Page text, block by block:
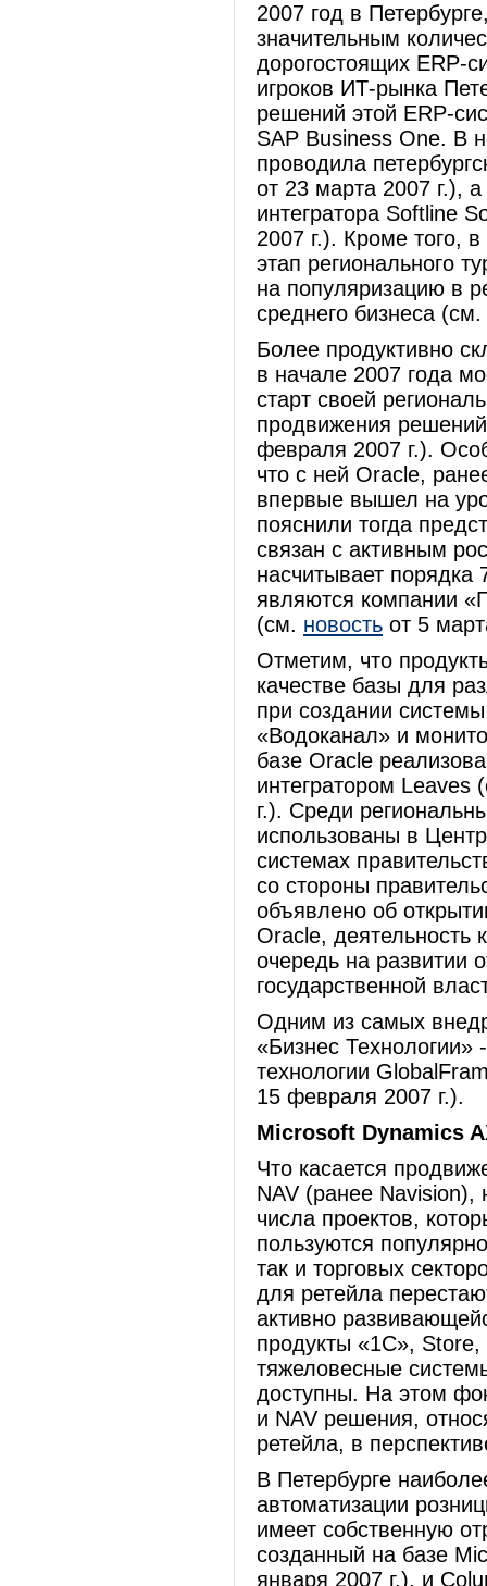
2007 год в
значительным
дорогостоящих ERP-
игроков ИТ-рынка
решений этой ERP-
SAP Business One. В
проводила
от 23 марта 2007 г.),
интегратора Softline
2007 г.). Кроме того,
этап регионального
на популяризацию в
среднего бизнеса (см.
Более продуктивно
в начале 2007 года
старт своей
продвижения
февраля 2007 г.).
что с ней Oracle,
впервые вышел на
пояснили тогда
связан с активным
насчитывает порядка
являются компании
(см. новость от 5
Отметим, что
качестве базы для
при создании
«Водоканал» и
базе Oracle
интегратором Leaves
г.). Среди
использованы в
системах
со стороны
объявлено об
Oracle, деятельность
очередь на развитии
государственной
Одним из самых
«Бизнес Технологии»
технологии
15 февраля 2007 г.).
Microsoft Dynamics
Что касается
NAV (ранее Navision),
числа проектов,
пользуются
так и торговых
для ретейла
активно
продукты «1С»,
тяжеловесные
доступны. На этом
и NAV решения,
ретейла, в
В Петербурге
автоматизации
имеет собственную
созданный на базе
января 2007 г.), и